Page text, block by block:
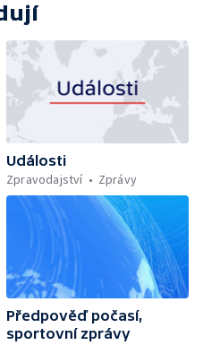
Události
Zpravodajství
Zprávy
Předpověď počasí,
sportovní zprávy